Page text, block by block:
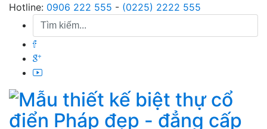
Skip
content
Hotline: 0906 222 555 - (0225) 2222 555